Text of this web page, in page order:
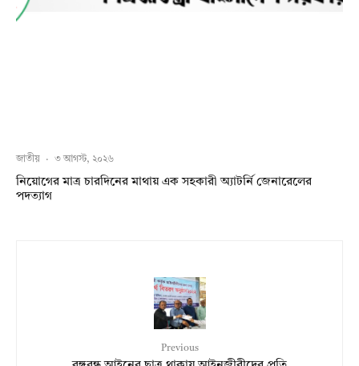
জাতীয় · ৩ আগস্ট, ২০২৬
নিয়োগের মাত্র চারদিনের মাথায় এক সহকারী অ্যাটর্নি জেনারেলের
পদত্যাগ
Previous